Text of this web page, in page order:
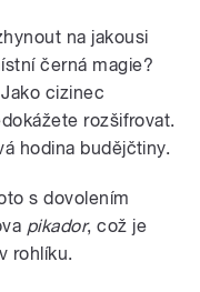
na jakousi
černá magie?
cizinec
rozšifrovat.
hodina budějčtiny.
s dovolením
pikador, což je
rohlíku.